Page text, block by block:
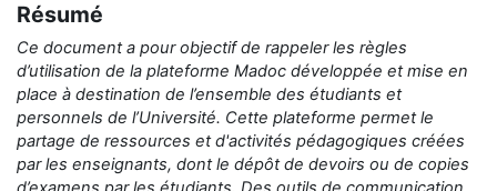
Résumé
Ce document a pour objectif de rappeler les règles
d’utilisation de la plateforme Madoc développée et mise en
place à destination de l’ensemble des étudiants et
personnels de l’Université. Cette plateforme permet le
partage de ressources et d'activités pédagogiques créées
par les enseignants, dont le dépôt de devoirs ou de copies